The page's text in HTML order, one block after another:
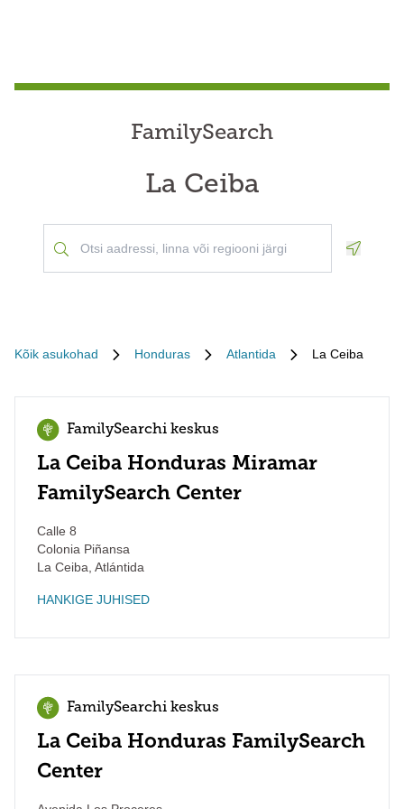
FamilySearch
La Ceiba
Kõik asukohad Honduras Atlantida La Ceiba
FamilySearchi keskus
La Ceiba Honduras Miramar
FamilySearch Center
Calle 8
Colonia Piñansa
La Ceiba Atlántida
HANKIGE JUHISED
FamilySearchi keskus
La Ceiba Honduras FamilySearch
Center